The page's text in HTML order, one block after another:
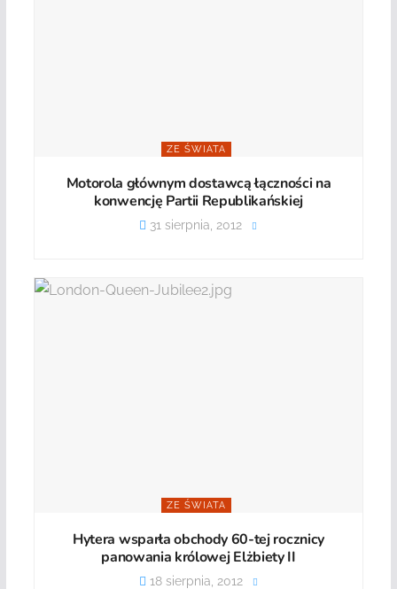
ZE ŚWIATA
Motorola głównym dostawcą łączności na
konwencję Partii Republikańskiej
31 sierpnia, 2012
ZE ŚWIATA
Hytera wsparła obchody 60-tej rocznicy
panowania królowej Elżbiety II
18 sierpnia, 2012